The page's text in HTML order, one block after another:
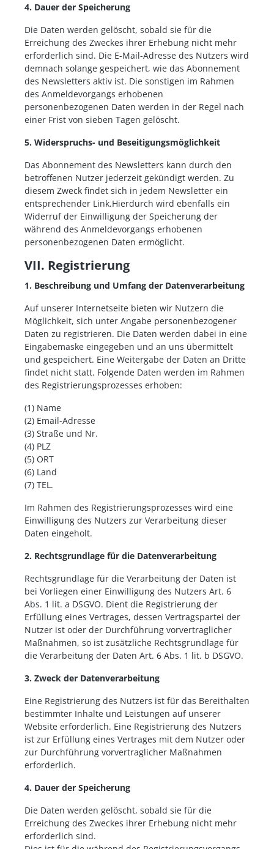
4. Dauer der Speicherung
Die Daten werden gelöscht, sobald sie für die
Erreichung des Zweckes ihrer Erhebung nicht mehr
erforderlich sind. Die E-Mail-Adresse des Nutzers wird
demnach solange gespeichert, wie das Abonnement
des Newsletters aktiv ist. Die sonstigen im Rahmen
des Anmeldevorgangs erhobenen
personenbezogenen Daten werden in der Regel nach
einer Frist von sieben Tagen gelöscht.
5. Widerspruchs- und Beseitigungsmöglichkeit
Das Abonnement des Newsletters kann durch den
betroffenen Nutzer jederzeit gekündigt werden. Zu
diesem Zweck findet sich in jedem Newsletter ein
entsprechender Link.Hierdurch wird ebenfalls ein
Widerruf der Einwilligung der Speicherung der
während des Anmeldevorgangs erhobenen
personenbezogenen Daten ermöglicht.
VII. Registrierung
1. Beschreibung und Umfang der Datenverarbeitung
Auf unserer Internetseite bieten wir Nutzern die
Möglichkeit, sich unter Angabe personenbezogener
Daten zu registrieren. Die Daten werden dabei in eine
Eingabemaske eingegeben und an uns übermittelt
und gespeichert. Eine Weitergabe der Daten an Dritte
findet nicht statt. Folgende Daten werden im Rahmen
des Registrierungsprozesses erhoben:
(1) Name
(2) Email-Adresse
(3) Straße und Nr.
(4) PLZ
(5) ORT
(6) Land
(7) TEL.
Im Rahmen des Registrierungsprozesses wird eine
Einwilligung des Nutzers zur Verarbeitung dieser
Daten eingeholt.
2. Rechtsgrundlage für die Datenverarbeitung
Rechtsgrundlage für die Verarbeitung der Daten ist
bei Vorliegen einer Einwilligung des Nutzers Art. 6
Abs. 1 lit. a DSGVO. Dient die Registrierung der
Erfüllung eines Vertrages, dessen Vertragspartei der
Nutzer ist oder der Durchführung vorvertraglicher
Maßnahmen, so ist zusätzliche Rechtsgrundlage für
die Verarbeitung der Daten Art. 6 Abs. 1 lit. b DSGVO.
3. Zweck der Datenverarbeitung
Eine Registrierung des Nutzers ist für das Bereithalten
bestimmter Inhalte und Leistungen auf unserer
Website erforderlich. Eine Registrierung des Nutzers
ist zur Erfüllung eines Vertrages mit dem Nutzer oder
zur Durchführung vorvertraglicher Maßnahmen
erforderlich.
4. Dauer der Speicherung
Die Daten werden gelöscht, sobald sie für die
Erreichung des Zweckes ihrer Erhebung nicht mehr
erforderlich sind.